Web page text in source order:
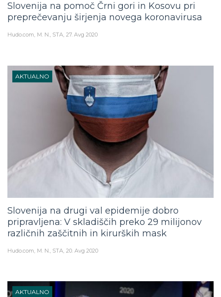
Slovenija na pomoč Črni gori in Kosovu pri
preprečevanju širjenja novega koronavirusa
Hudo.com M. N., STA 27. Avg 2020
AKTUALNO
Slovenija na drugi val epidemije dobro
pripravljena: V skladiščih preko 29 milijonov
različnih zaščitnih in kirurških mask
Hudo.com M. N., STA 20. Avg 2020
AKTUALNO